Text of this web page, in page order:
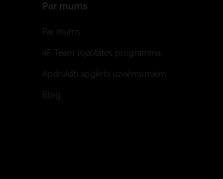
Par mums
Par mums
4F Team lojalitātes programma
Apdrukāti apģērbi uzņēmumiem
Blog